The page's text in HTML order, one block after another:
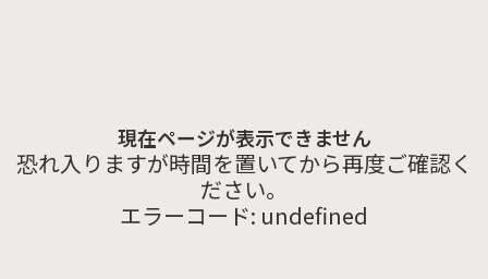
現在ページが表示できません
恐れ入りますが時間を置いてから再度ご確認く
ださい。
エラーコード: undefined